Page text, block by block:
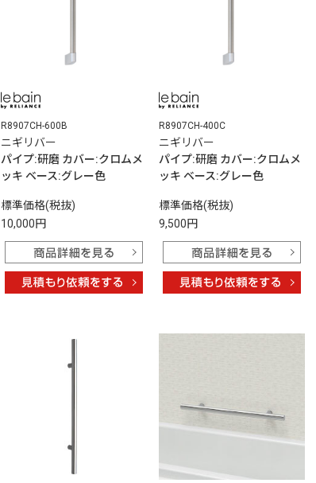
R8907CH-600B
ニギリバー
パイプ:研磨 カバー:クロムメ
ッキ ベース:グレー色
標準価格(税抜)
10,000円
R8907CH-400C
ニギリバー
パイプ:研磨 カバー:クロムメ
ッキ ベース:グレー色
標準価格(税抜)
9,500円